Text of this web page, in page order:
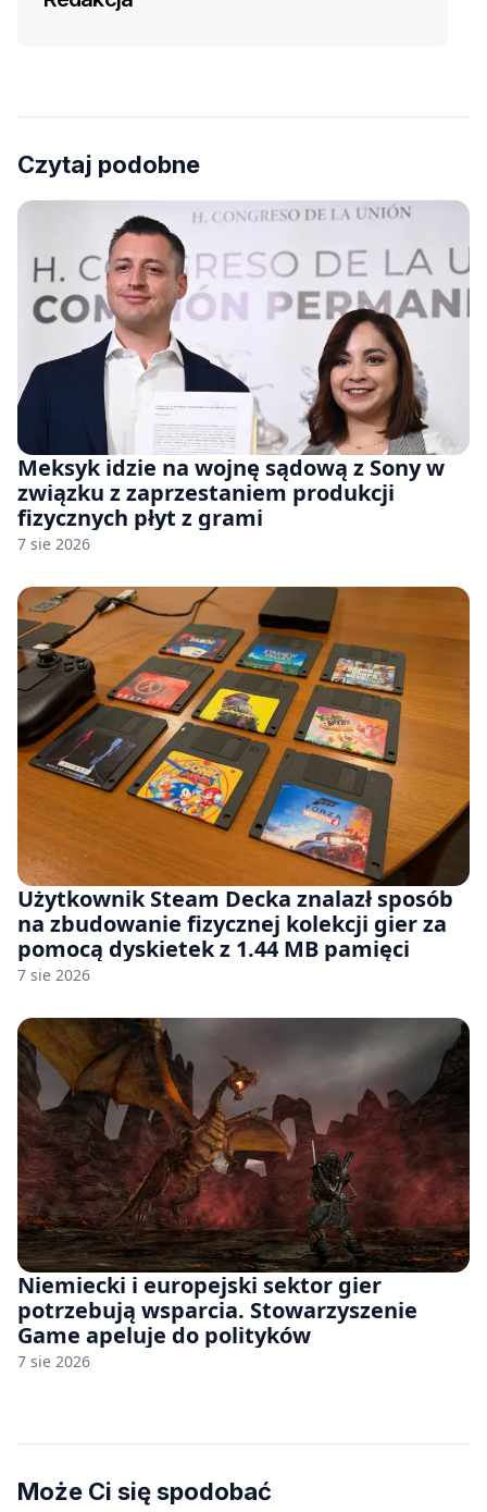
Czytaj podobne
Meksyk idzie na wojnę sądową z Sony w
związku z zaprzestaniem produkcji
fizycznych płyt z grami
7 sie 2026
Użytkownik Steam Decka znalazł sposób
na zbudowanie fizycznej kolekcji gier za
pomocą dyskietek z 1.44 MB pamięci
7 sie 2026
Niemiecki i europejski sektor gier
potrzebują wsparcia. Stowarzyszenie
Game apeluje do polityków
7 sie 2026
Może Ci się spodobać